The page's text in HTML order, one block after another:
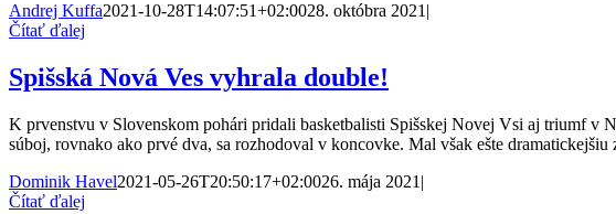
Andrej Kuffa2021-10-28T14:07:51+02:0028. októbra 2021 |
Čítať ďalej
Spišská Nová Ves vyhrala double!
K prvenstvu v Slovenskom pohári pridali basketbalisti Spišskej Novej Vsi aj triumf
súboj, rovnako ako prvé dva, sa rozhodoval v koncovke. Mal však ešte
Dominik Havel2021-05-26T20:50:17+02:0026. mája 2021 |
Čítať ďalej